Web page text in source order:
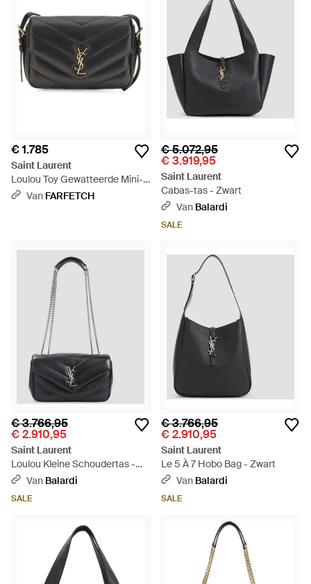
€ 1.785
Saint Laurent
Loulou Toy Gewatteerde Mini-
Schoudertas - Zwart
Van FARFETCH
€ 5.072,95
€ 3.919,95
Saint Laurent
Cabas-tas - Zwart
Van Balardi
SALE
€ 3.766,95
€ 2.910,95
Saint Laurent
Loulou Kleine Schoudertas -
Zwart
Van Balardi
SALE
€ 3.766,95
€ 2.910,95
Saint Laurent
Le 5 À 7 Hobo Bag - Zwart
Van Balardi
SALE